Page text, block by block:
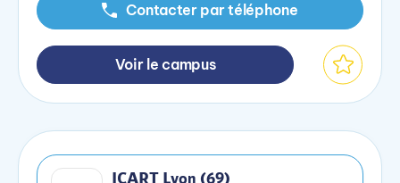
Contacter par téléphone
Voir le campus
ICART Lyon (69)